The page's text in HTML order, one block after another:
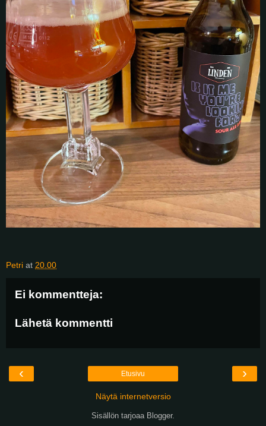
Petri at 20.00
Ei kommentteja:
Lähetä kommentti
‹ ›
Etusivu
Näytä internetversio
Sisällön tarjoaa Blogger.